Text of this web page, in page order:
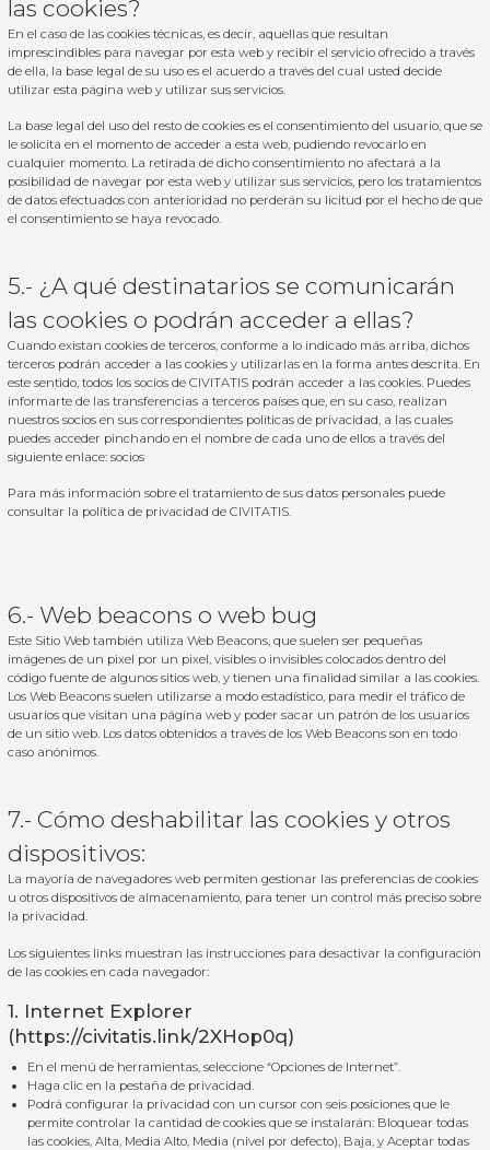
las cookies?
En el caso de las cookies técnicas, es decir, aquellas que resultan
imprescindibles para navegar por esta web y recibir el servicio ofrecido a través
de ella, la base legal de su uso es el acuerdo a través del cual usted decide
utilizar esta página web y utilizar sus servicios.
La base legal del uso del resto de cookies es el consentimiento del usuario, que se
le solicita en el momento de acceder a esta web, pudiendo revocarlo en
cualquier momento. La retirada de dicho consentimiento no afectará a la
posibilidad de navegar por esta web y utilizar sus servicios, pero los tratamientos
de datos efectuados con anterioridad no perderán su licitud por el hecho de que
el consentimiento se haya revocado.
5.- ¿A qué destinatarios se comunicarán
las cookies o podrán acceder a ellas?
Cuando existan cookies de terceros, conforme a lo indicado más arriba, dichos
terceros podrán acceder a las cookies y utilizarlas en la forma antes descrita. En
este sentido, todos los socios de CIVITATIS podrán acceder a las cookies. Puedes
informarte de las transferencias a terceros países que, en su caso, realizan
nuestros socios en sus correspondientes políticas de privacidad, a las cuales
puedes acceder pinchando en el nombre de cada uno de ellos a través del
siguiente enlace: socios
Para más información sobre el tratamiento de sus datos personales puede
consultar la política de privacidad de CIVITATIS.
6.- Web beacons o web bug
Este Sitio Web también utiliza Web Beacons, que suelen ser pequeñas
imágenes de un pixel por un pixel, visibles o invisibles colocados dentro del
código fuente de algunos sitios web, y tienen una finalidad similar a las cookies.
Los Web Beacons suelen utilizarse a modo estadístico, para medir el tráfico de
usuarios que visitan una página web y poder sacar un patrón de los usuarios
de un sitio web. Los datos obtenidos a través de los Web Beacons son en todo
caso anónimos.
7.- Cómo deshabilitar las cookies y otros
dispositivos:
La mayoría de navegadores web permiten gestionar las preferencias de cookies
u otros dispositivos de almacenamiento, para tener un control más preciso sobre
la privacidad.
Los siguientes links muestran las instrucciones para desactivar la configuración
de las cookies en cada navegador:
1. Internet Explorer
(https://civitatis.link/2XHop0q)
En el menú de herramientas, seleccione “Opciones de Internet”.
Haga clic en la pestaña de privacidad.
Podrá configurar la privacidad con un cursor con seis posiciones que le
permite controlar la cantidad de cookies que se instalarán: Bloquear todas
las cookies, Alta, Media Alto, Media (nivel por defecto), Baja, y Aceptar todas